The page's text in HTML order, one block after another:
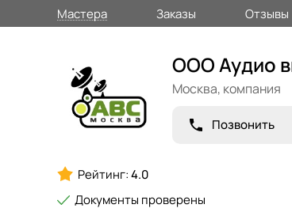
Мастера Заказы Отзывы
ООО Аудио
Москва, компания
Позвонить
Рейтинг:4.0
Документы проверены